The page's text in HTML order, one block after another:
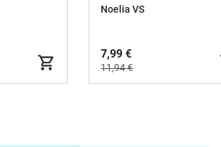
OAOA
Noelia VS
7,99 €
11,94 €